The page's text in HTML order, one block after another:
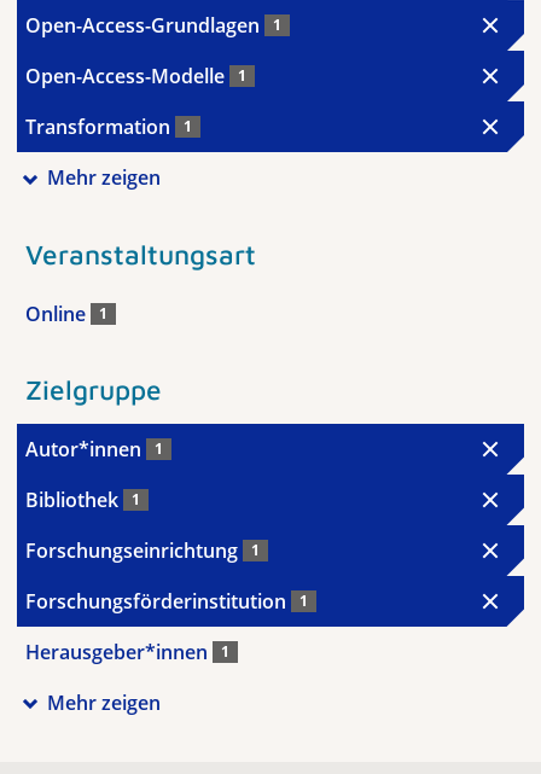
Open-Access-Grundlagen 1
Open-Access-Modelle 1
Transformation 1
Mehr zeigen
Veranstaltungsart
Online 1
Zielgruppe
Autor*innen 1
Bibliothek 1
Forschungseinrichtung 1
Forschungsförderinstitution 1
Herausgeber*innen 1
Mehr zeigen